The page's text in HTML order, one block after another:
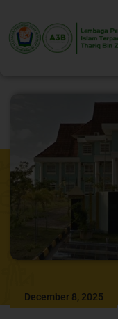
December 8, 2025